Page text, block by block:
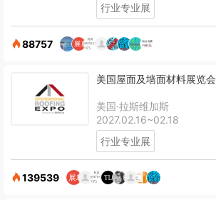
行业专业展
88757
美国屋面及墙面材料展览会
美国·拉斯维加斯
2027.02.16~02.18
行业专业展
139539